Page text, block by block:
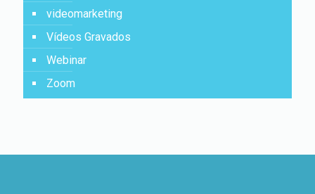
videomarketing
Vídeos Gravados
Webinar
Zoom